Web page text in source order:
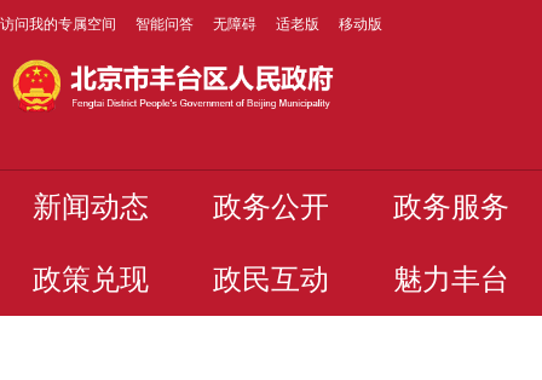
访问我的专属空间 智能问答 无障碍 适老版 移动版
新闻动态 政务公开 政务服务
政策兑现 政民互动 魅力丰台